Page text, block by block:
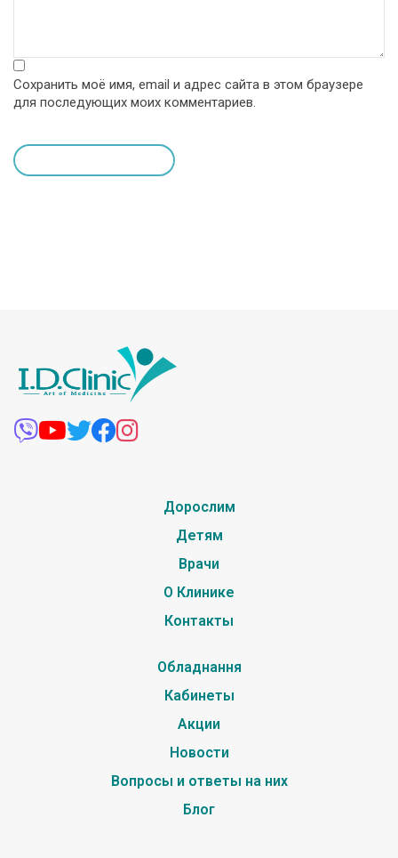
Сохранить моё имя, email и адрес сайта в этом браузере
для последующих моих комментариев.
Дорослим
Детям
Врачи
О Клинике
Контакты
Обладнання
Кабинеты
Акции
Новости
Вопросы и ответы на них
Блог